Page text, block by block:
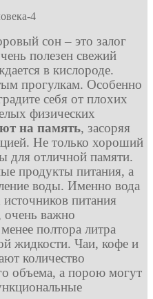
сон – это залог
полезен свежий
в кислороде.
прогулкам. Особенно
себя от плохих
физических
на память, засоряя
Не только хороший
для отличной памяти.
продукты питания, а
воды. Именно вода
питания
очень важно
полтора литра
жидкости. Чаи, кофе и
количество
объема, а порою могут